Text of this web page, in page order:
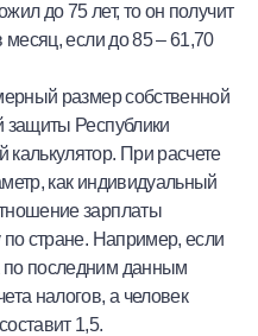
до 75 лет, то он получит
месяц, если до 85 – 61,70
размер собственной
защиты Республики
калькулятор. При расчете
как индивидуальный
зарплаты
по стране. Например, если
по последним данным
налогов, а человек
1,5.